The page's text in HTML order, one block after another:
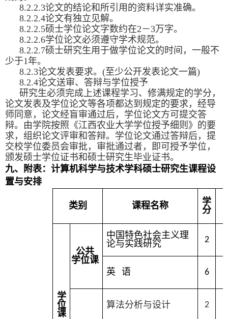
8.2.2.3论文的结论和所引用的资料详实准确。
8.2.2.4论文有独立见解。
8.2.2.5硕士学位论文字数约在2－3万字。
8.2.2.6学位论文必须遵守学术规范。
8.2.2.7硕士研究生用于做学位论文的时间，一般不
少于1年。
8.2.3论文发表要求。(至少公开发表论文一篇)
8.2.4论文送审、答辩与学位授予
研究生必须完成上述课程学习、修满规定的学分，
论文发表及学位论文等各项都达到规定的要求，经导
师同意，论文经盲审通过后，学位论文方可提交答
辩。由学院按照《江西农业大学学位授予细则》的要
求，组织论文评审和答辩。学位论文通过答辩后，提
交校学位委员会审批，审批通过者，即可授予学位，
颁发硕士学位证书和硕士研究生毕业证书。
九、附表：计算机科学与技术学科硕士研究生课程设
置与安排
类别 课程名称
学
分
学
位
课
公共
学位课
中国特色社会主义理
论与实践研究
2
英 语 6
算法分析与设计 2